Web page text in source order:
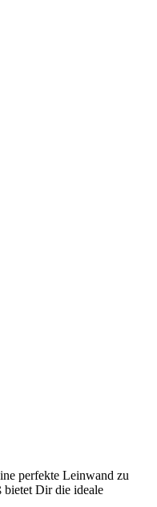
perfekte Leinwand zu
Dir die ideale